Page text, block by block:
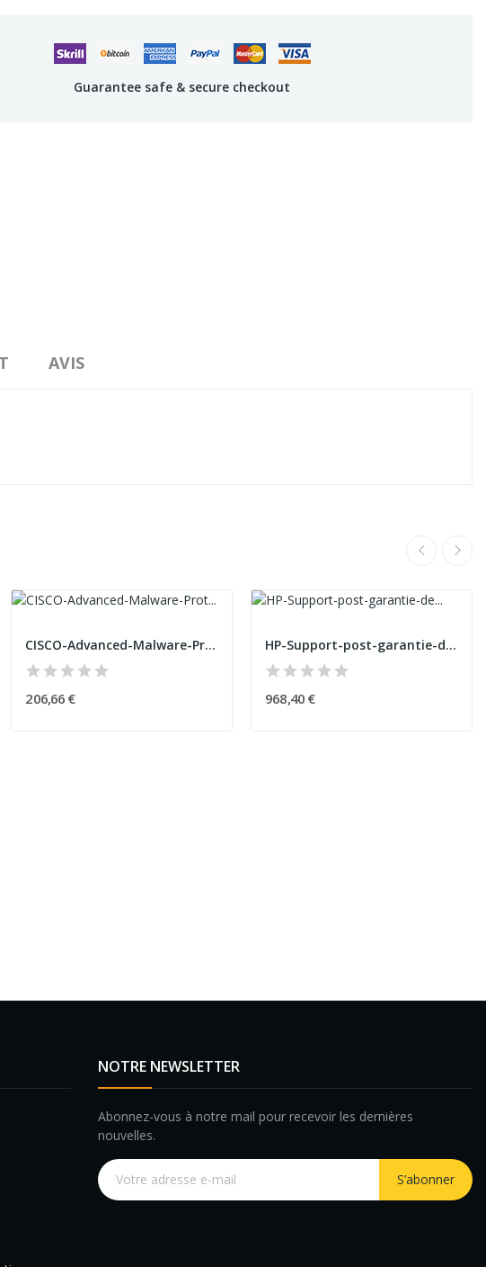
Guarantee safe & secure checkout
AVIS
CISCO-Advanced-Malware-Protection-3YR.-50-99-Nodes
206,66 €
HP-Support-post-garantie-de-2-ans-sur-site-inte...
968,40 €
NOTRE NEWSLETTER
Abonnez-vous à notre mail pour recevoir les dernières
nouvelles.
S’abonner